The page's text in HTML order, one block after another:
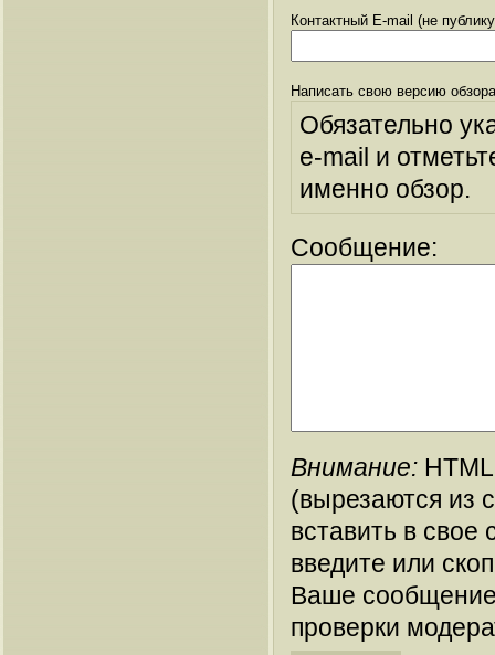
Контактный E-mail (не
Написать свою версию
Обязательно
e-mail и
именно обзор.
Сообщение:
Внимание:
(вырезаются из
вставить в
введите или
Ваше
проверки